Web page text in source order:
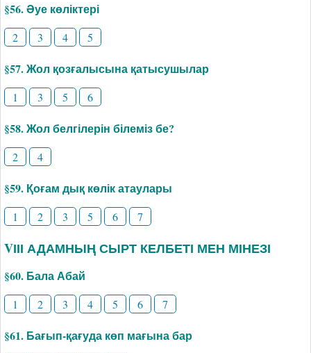
§56. Әуе көліктері
2 3 4 5
§57. Жол қозғалысына қатысушылар
1 3 5 6
§58. Жол белгілерін білеміз бе?
2 4
§59. Қоғам дық көлік атаулары
1 2 3 5 6 7
VІІІ АДАМНЫҢ СЫРТ КЕЛБЕТІ МЕН МІНЕЗІ
§60. Бала Абай
1 2 3 4 5 6 7
§61. Бағып-қағуда көп мағына бар